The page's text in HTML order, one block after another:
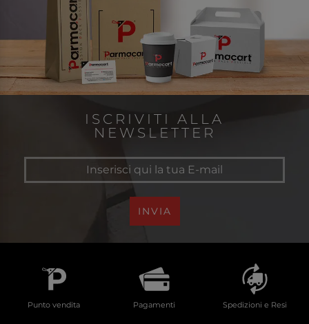
ISCRIVITI ALLA
NEWSLETTER
INVIA
Punto vendita Pagamenti Spedizioni e Resi